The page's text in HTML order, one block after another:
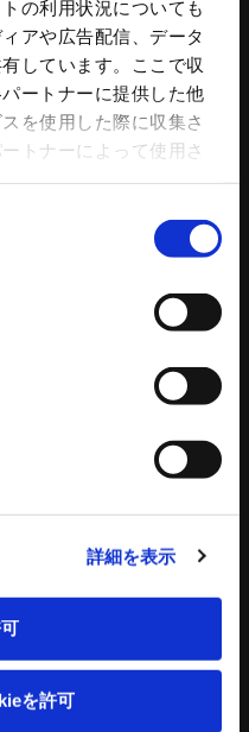
の利用状況についても
アや広告配信、データ
しています。ここで収
ートナーに提供した他
を使用した際に収集さ
トナーによって使用さ
詳細を表示
を許可
トリートメントプロ
コンクリートプラント 関連記事